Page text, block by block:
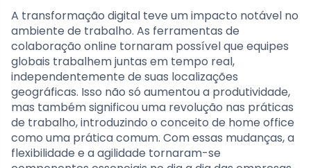
A transformação digital teve um impacto notável no
ambiente de trabalho. As ferramentas de
colaboração online tornaram possível que equipes
globais trabalhem juntas em tempo real,
independentemente de suas localizações
geográficas. Isso não só aumentou a produtividade,
mas também significou uma revolução nas práticas
de trabalho, introduzindo o conceito de home office
como uma prática comum. Com essas mudanças, a
flexibilidade e a agilidade tornaram-se